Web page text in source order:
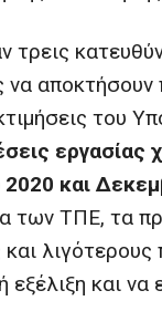
τρεις
αποκτήσουν
του
και
των ΤΠΕ, τα
και